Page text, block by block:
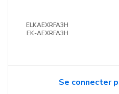
ELKAEXRFA3H
EK-AEXRFA3H
Se connecter